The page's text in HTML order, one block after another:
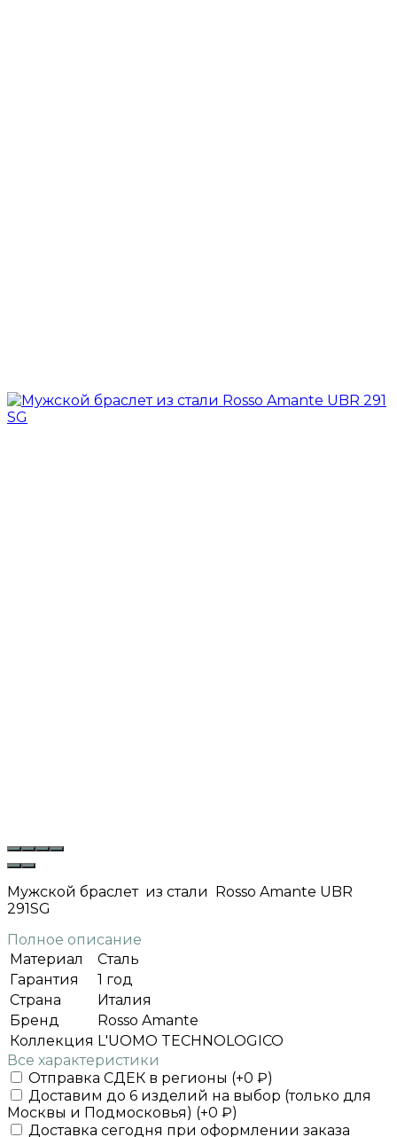
Мужской браслет из стали Rosso Amante UBR
291SG
Полное описание
Материал
Сталь
Гарантия
1 год
Страна
Италия
Бренд
Rosso Amante
Коллекция L'UOMO TECHNOLOGICO
Все характеристики
Отправка СДЕК в регионы (+0 ₽)
Доставим до 6 изделий на выбор (только для
Москвы и Подмосковья) (+0 ₽)
Доставка сегодня при оформлении заказа